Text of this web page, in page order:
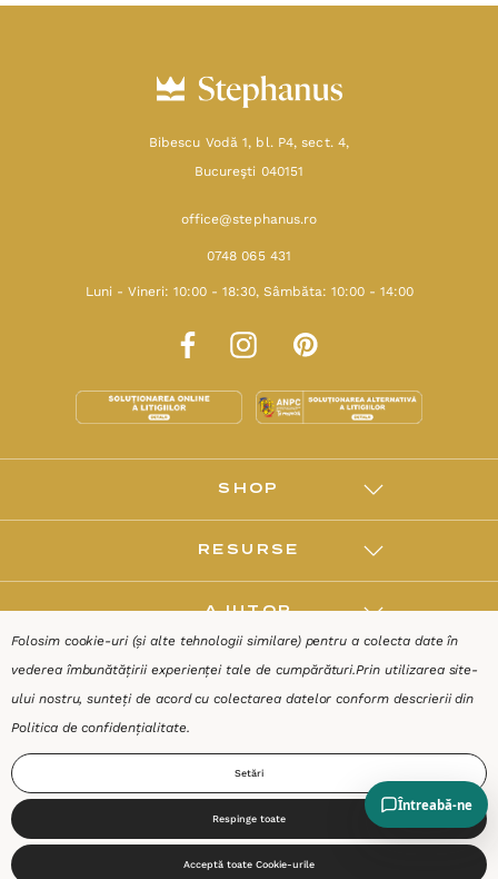
Bibescu Vodă 1, bl. P4, sect. 4,
Bucureşti 040151
office@stephanus.ro
0748 065 431
Luni - Vineri: 10:00 - 18:30, Sâmbăta: 10:00 - 14:00
SHOP
RESURSE
AJUTOR
DESPRE
Folosim cookie-uri (și alte tehnologii similare) pentru a colecta date în
vederea îmbunătățirii experienței tale de cumpărături.Prin utilizarea site-
ului nostru, sunteți de acord cu colectarea datelor conform descrierii din
Politica de confidențialitate.
Setări
Respinge toate
Acceptă toate Cookie-urile